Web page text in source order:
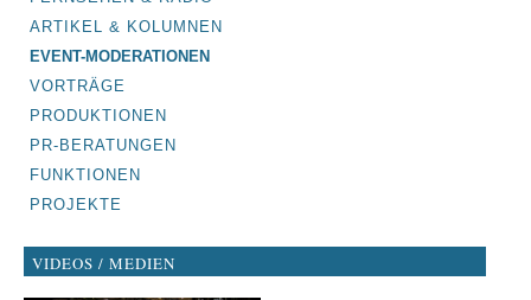
ARTIKEL & KOLUMNEN
EVENT-MODERATIONEN
VORTRÄGE
PRODUKTIONEN
PR-BERATUNGEN
FUNKTIONEN
PROJEKTE
VIDEOS / MEDIEN